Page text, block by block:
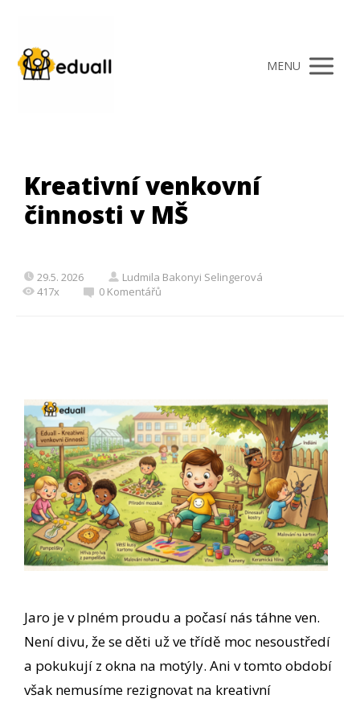
MENU
Kreativní venkovní
činnosti v MŠ
29.5. 2026
Ludmila Bakonyi Selingerová
417x
0 Komentářů
Jaro je v plném proudu a počasí nás táhne ven.
Není divu, že se děti už ve třídě moc nesoustředí
a pokukují z okna na motýly. Ani v tomto období
však nemusíme rezignovat na kreativní